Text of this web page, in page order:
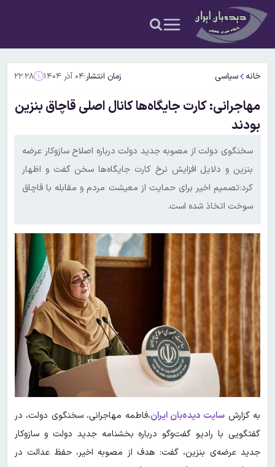
خانه سیاسی زمان انتشار:۰۴ آذر ۱۴۰۴ ۲۲:۲۸
مهاجرانی: کارت جایگاه‌ها کانال اصلی قاچاق بنزین
بودند
سخنگوی دولت از مصوبه جدید دولت درباره اصلاح سازوکار عرضه
بنزین و دلایل افزایش نرخ کارت جایگاه‌ها سخن گفت و اظهار
کرد:تصمیم اخیر برای حمایت از معیشت مردم و مقابله با قاچاق
سوخت اتخاذ شده است.
به گزارش سایت دیده‌بان ایران،فاطمه مهاجرانی، سخنگوی دولت، در
گفتگویی با رادیو گفت‌وگو درباره بخشنامه جدید دولت و سازوکار
جدید عرضه‌ی بنزین، گفت: هدف از مصوبه اخیر، حفظ عدالت در